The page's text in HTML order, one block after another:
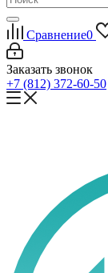
Сравнение0
Заказать звонок
+7 (812) 372-60-50